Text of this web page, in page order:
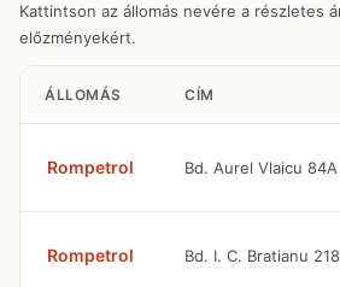
Kattintson az állomás nevére a részletes
előzményekért.
ÁLLOMÁS CÍM
Rompetrol Bd. Aurel Vlaicu 84A
Rompetrol Bd. I. C. Bratianu